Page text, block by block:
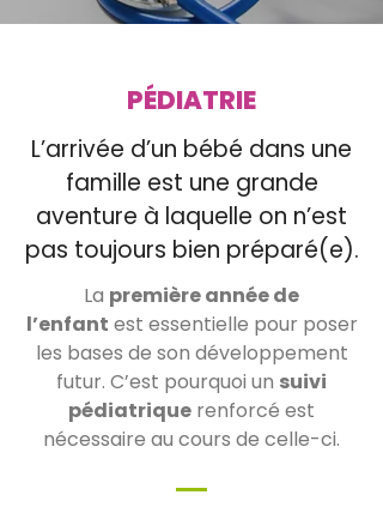
PÉDIATRIE
L’arrivée d’un bébé dans une
famille est une grande
aventure à laquelle on n’est
pas toujours bien préparé(e).
La première année de
l’enfant est essentielle pour poser
les bases de son développement
futur. C’est pourquoi un suivi
pédiatrique renforcé est
nécessaire au cours de celle-ci.